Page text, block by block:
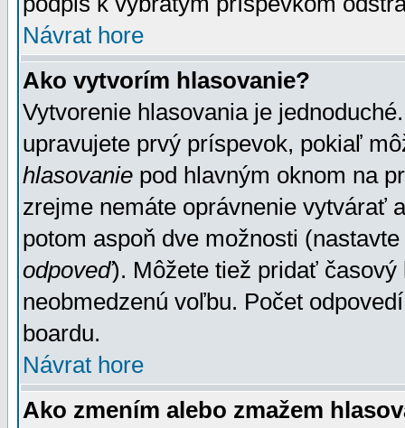
Návrat hore
Ako vytvorím hlasovanie?
Vytvorenie hlasovania je
upravujete prvý príspevok, pokiaľ
hlasovanie pod hlavným oknom na
zrejme nemáte oprávnenie vytvárať
potom aspoň dve možnosti
odpoveď). Môžete tiež pridať
neobmedzenú voľbu. Počet
boardu.
Návrat hore
Ako zmením alebo zmažem